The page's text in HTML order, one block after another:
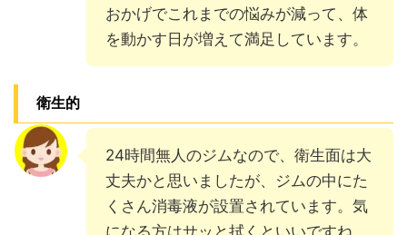
おかげでこれまでの悩みが減って、体
を動かす日が増えて満足しています。
衛生的
24時間無人のジムなので、衛生面は大
丈夫かと思いましたが、ジムの中にた
くさん消毒液が設置されています。気
になる方はサッと拭くといいですね。